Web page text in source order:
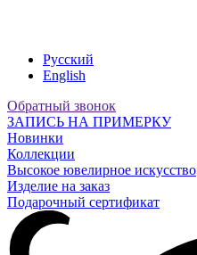
Русский
English
Обратный звонок
ЗАПИСЬ НА ПРИМЕРКУ
Новинки
Коллекции
Высокое ювелирное искусство
Изделие на заказ
Подарочный сертификат